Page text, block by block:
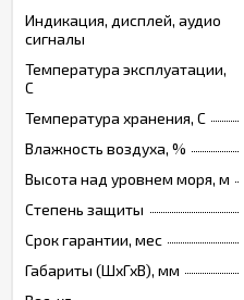
Индикация, дисплей, аудио
сигналы
Температура эксплуатации,
C
Температура хранения, C
Влажность воздуха, %
Высота над уровнем моря, м
Степень защиты
Срок гарантии, мес
Габариты (ШхГхВ), мм